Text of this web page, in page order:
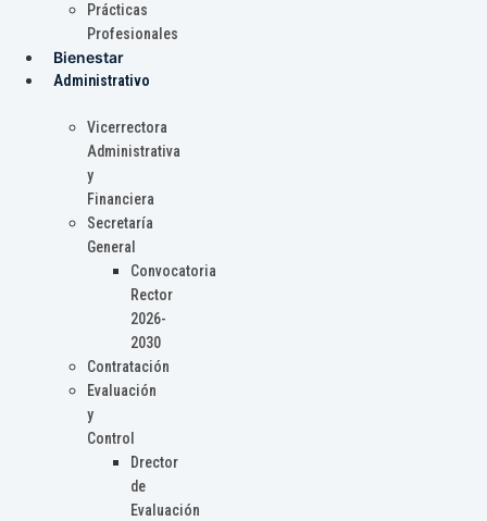
Prácticas
Profesionales
Bienestar
Administrativo
Vicerrectora
Administrativa
y
Financiera
Secretaría
General
Convocatoria
Rector
2026-
2030
Contratación
Evaluación
y
Control
Drector
de
Evaluación